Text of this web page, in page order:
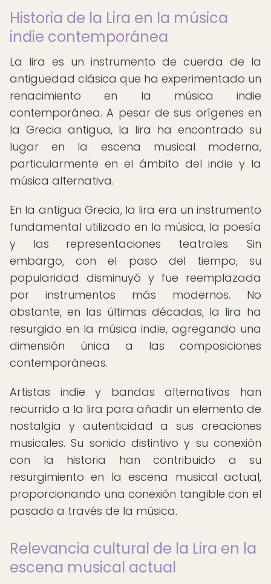
Historia de la Lira en la música
indie contemporánea
La lira es un instrumento de cuerda de la
antigüedad clásica que ha experimentado un
renacimiento en la música indie
contemporánea. A pesar de sus orígenes en
la Grecia antigua, la lira ha encontrado su
lugar en la escena musical moderna,
particularmente en el ámbito del indie y la
música alternativa.
En la antigua Grecia, la lira era un instrumento
fundamental utilizado en la música, la poesía
y las representaciones teatrales. Sin
embargo, con el paso del tiempo, su
popularidad disminuyó y fue reemplazada
por instrumentos más modernos. No
obstante, en las últimas décadas, la lira ha
resurgido en la música indie, agregando una
dimensión única a las composiciones
contemporáneas.
Artistas indie y bandas alternativas han
recurrido a la lira para añadir un elemento de
nostalgia y autenticidad a sus creaciones
musicales. Su sonido distintivo y su conexión
con la historia han contribuido a su
resurgimiento en la escena musical actual,
proporcionando una conexión tangible con el
pasado a través de la música.
Relevancia cultural de la Lira en la
escena musical actual